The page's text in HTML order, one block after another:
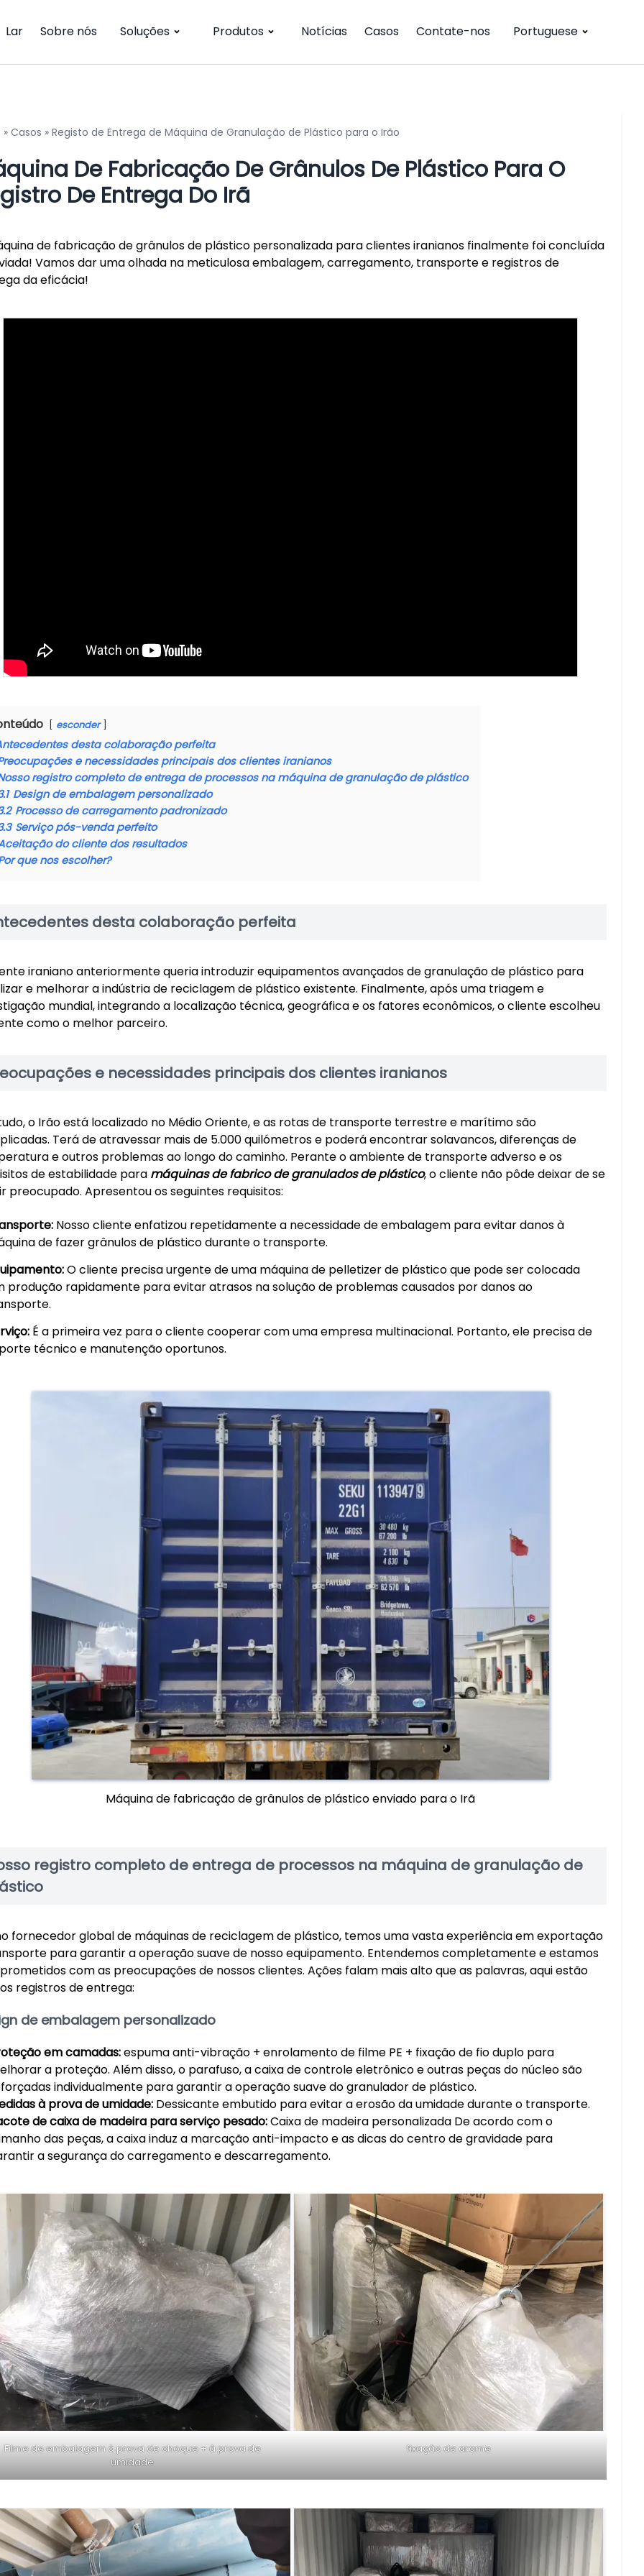
Lar Sobre nós Soluções Produtos Notícias Casos Contate-nos Portuguese
» Casos » Registo de Entrega de Máquina de Granulação de Plástico para o Irão
De Fabricação De Grânulos De Plástico Para O
De Entrega Do Irã
de fabricação de grânulos de plástico personalizada para clientes iranianos finalmente foi concluída
Vamos dar uma olhada na meticulosa embalagem, carregamento, transporte e registros de
da eficácia!
esconder
desta colaboração perfeita
e necessidades principais dos clientes iranianos
registro completo de entrega de processos na máquina de granulação de plástico
Design de embalagem personalizado
Processo de carregamento padronizado
Serviço pós-venda perfeito
do cliente dos resultados
que nos escolher?
desta colaboração perfeita
iraniano anteriormente queria introduzir equipamentos avançados de granulação de plástico para
e melhorar a indústria de reciclagem de plástico existente. Finalmente, após uma triagem e
mundial, integrando a localização técnica, geográfica e os fatores econômicos, o cliente escolheu
como o melhor parceiro.
e necessidades principais dos clientes iranianos
o Irão está localizado no Médio Oriente, e as rotas de transporte terrestre e marítimo são
Terá de atravessar mais de 5.000 quilómetros e poderá encontrar solavancos, diferenças de
e outros problemas ao longo do caminho. Perante o ambiente de transporte adverso e os
de estabilidade para máquinas de fabrico de granulados de plástico, o cliente não pôde deixar de se
preocupado. Apresentou os seguintes requisitos:
Nosso cliente enfatizou repetidamente a necessidade de embalagem para evitar danos à
de fazer grânulos de plástico durante o transporte.
O cliente precisa urgente de uma máquina de pelletizer de plástico que pode ser colocada
produção rapidamente para evitar atrasos na solução de problemas causados ​​por danos ao
É a primeira vez para o cliente cooperar com uma empresa multinacional. Portanto, ele precisa de
técnico e manutenção oportunos.
Máquina de fabricação de grânulos de plástico enviado para o Irã
registro completo de entrega de processos na máquina de granulação de
fornecedor global de máquinas de reciclagem de plástico, temos uma vasta experiência em exportação
para garantir a operação suave de nosso equipamento. Entendemos completamente e estamos
com as preocupações de nossos clientes. Ações falam mais alto que as palavras, aqui estão
registros de entrega:
de embalagem personalizado
em camadas:espuma anti-vibração + enrolamento de filme PE + fixação de fio duplo para
a proteção. Além disso, o parafuso, a caixa de controle eletrônico e outras peças do núcleo são
individualmente para garantir a operação suave do granulador de plástico.
à prova de umidade: Dessicante embutido para evitar a erosão da umidade durante o transporte.
de caixa de madeira para serviço pesado:Caixa de madeira personalizada De acordo com o
das peças, a caixa induz a marcação anti-impacto e as dicas do centro de gravidade para
a segurança do carregamento e descarregamento.
Filme de embalagem à prova de choque + à prova de
umidade
fixação de arame